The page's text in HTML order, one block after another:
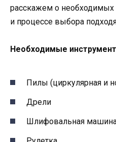
расскажем о необходимых
и процессе выбора
Необходимые
Пилы (циркулярная и
Дрели
Шлифовальная